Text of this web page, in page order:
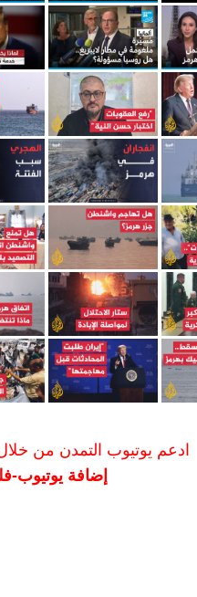
ادعم يوتيوب التمدن من خلال
إضافة يوتيوب-